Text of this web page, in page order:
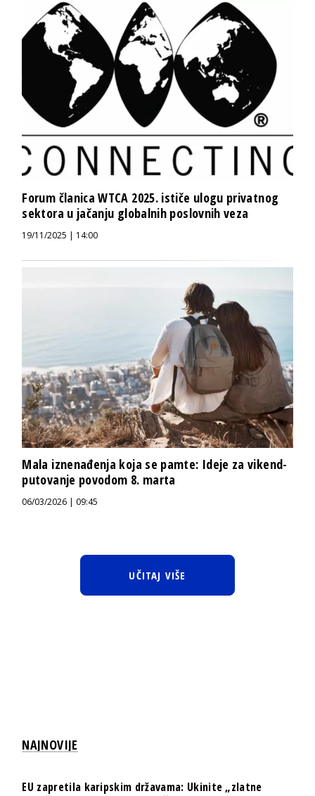
Forum članica WTCA 2025. ističe ulogu privatnog
sektora u jačanju globalnih poslovnih veza
19/11/2025 | 14:00
Mala iznenađenja koja se pamte: Ideje za vikend-
putovanje povodom 8. marta
06/03/2026 | 09:45
UČITAJ VIŠE
NAJNOVIJE
EU zapretila karipskim državama: Ukinite „zlatne